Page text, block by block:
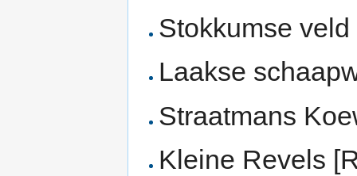
Stokkumse veld
Laakse
Straatmans
Kleine Revels